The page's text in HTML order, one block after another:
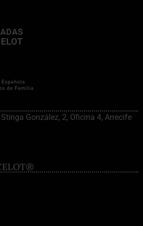
González, 2, Oficina 4, Arrecife